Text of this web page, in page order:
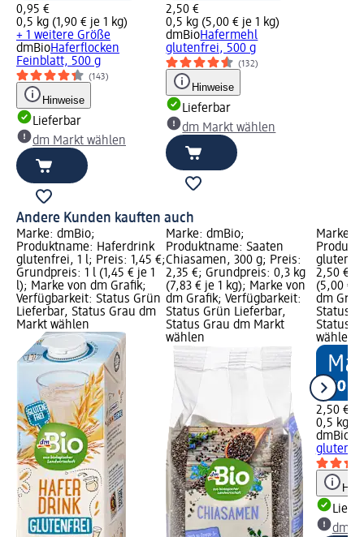
0,95 €
0,5 kg (1,90 € je 1 kg)
+ 1 weitere Größe
dmBioHaferflocken
Feinblatt, 500 g
(143)
Hinweise
Lieferbar
dm Markt wählen
2,50 €
0,5 kg (5,00 € je 1 kg)
dmBioHafermehl
glutenfrei, 500 g
(132)
Hinweise
Lieferbar
dm Markt wählen
Andere Kunden kauften auch
Marke: dmBio;
Produktname: Haferdrink
glutenfrei, 1 l; Preis: 1,45 €;
Grundpreis: 1 l (1,45 € je 1
l); Marke von dm Grafik;
Verfügbarkeit: Status Grün
Lieferbar, Status Grau dm
Markt wählen
Marke: dmBio;
Produktname: Saaten
Chiasamen, 300 g; Preis:
2,35 €; Grundpreis: 0,3 kg
(7,83 € je 1 kg); Marke von
dm Grafik; Verfügbarkeit:
Status Grün Lieferbar,
Status Grau dm Markt
wählen
Marke:
2,50 €;
(5,00 €
dm
Status
Status
wählen
2,50 €
0,5 kg
dmBio
dm